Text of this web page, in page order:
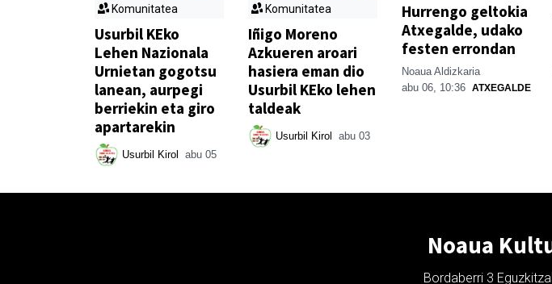
Komunitatea
Usurbil KEko
Lehen Nazionala
Urnietan gogotsu
lanean, aurpegi
berriekin eta giro
apartarekin
Usurbil Kirol abu 05
Komunitatea
Iñigo Moreno
Azkueren aroari
hasiera eman dio
Usurbil KEko lehen
taldeak
Usurbil Kirol abu 03
Hurrengo geltokia
Atxegalde, udako
festen errondan
Noaua Aldizkaria
abu 06, 10:36 ATXEGALDE
Noaua
Bordaberri 3